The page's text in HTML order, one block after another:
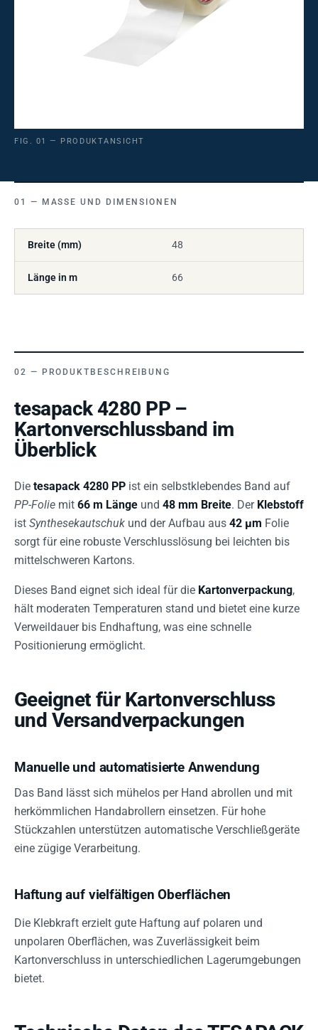
FIG. 01 — PRODUKTANSICHT
MASSE UND DIMENSIONEN
Breite (mm) 48
Länge in m 66
PRODUKTBESCHREIBUNG
tesapack 4280 PP –
Kartonverschlussband im
Überblick
Die tesapack 4280 PP ist ein selbstklebendes Band auf
PP-Folie mit 66 m Länge und 48 mm Breite. Der Klebstoff
ist Synthesekautschuk und der Aufbau aus 42 µm Folie
sorgt für eine robuste Verschlusslösung bei leichten bis
mittelschweren Kartons.
Dieses Band eignet sich ideal für die Kartonverpackung,
hält moderaten Temperaturen stand und bietet eine kurze
Verweildauer bis Endhaftung, was eine schnelle
Positionierung ermöglicht.
Geeignet für Kartonverschluss
und Versandverpackungen
Manuelle und automatisierte Anwendung
Das Band lässt sich mühelos per Hand abrollen und mit
herkömmlichen Handabrollern einsetzen. Für hohe
Stückzahlen unterstützen automatische Verschließgeräte
eine zügige Verarbeitung.
Haftung auf vielfältigen Oberflächen
Die Klebkraft erzielt gute Haftung auf polaren und
unpolaren Oberflächen, was Zuverlässigkeit beim
Kartonverschluss in unterschiedlichen Lagerumgebungen
bietet.